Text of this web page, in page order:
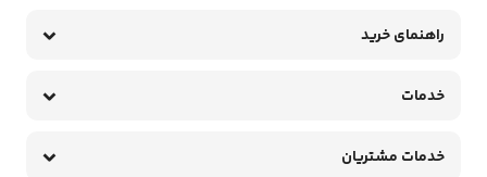
راهنمای خرید
خدمات
خدمات مشتریان